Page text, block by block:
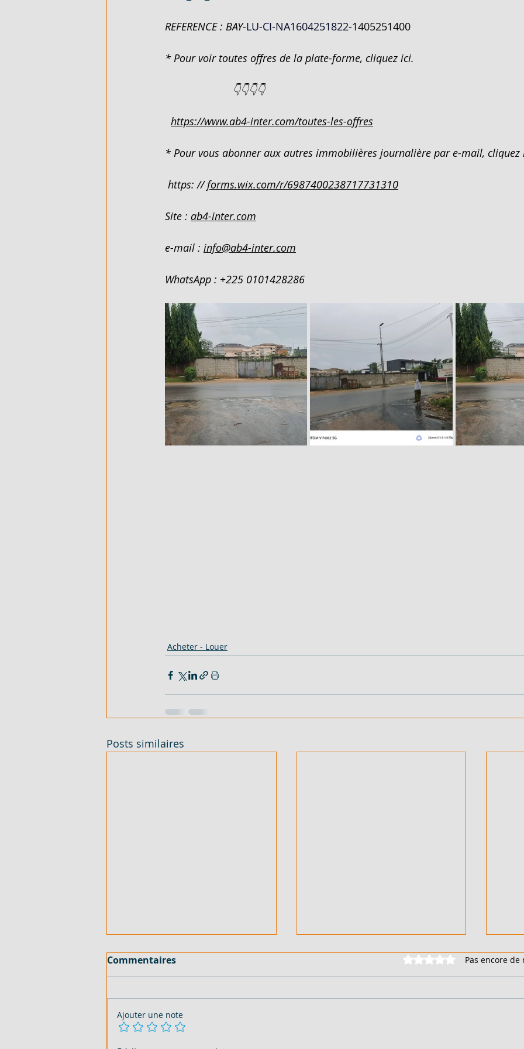
FLEXIBLE - EN VENTE - COTE D'IVOIR AMPOULE LED - EN VENTE - COTE D'IVO
DUPLEX 4 PIECES - EN LOCATION -COTE PENTHOUSE 5 PIECES SUR 600M²- EN VE
VILLA BASSE 5 PIECES - EN LOCATION
500 M² AVEC ACD - EN VENTE - COTE D 2206 M² AVEC ACD - EN VENTE - COTE
REFERENCE : BAY-LU-CI-NA1604251822-1405251400
* Pour voir toutes offres de la plate-forme, cliquez ici.
👇👇👇👇
https://www.ab4-inter.com/toutes-les-offres
* Pour vous abonner aux autres immobilières journalière par e-mail, cliquez
https: // forms.wix.com/r/6987400238717731310
Site : ab4-inter.com
e-mail : info@ab4-inter.com
WhatsApp : +225 0101428286
Acheter - Louer
Posts similaires
Commentaires Noté 0 étoile sur 5.
Pas encore de
Ajouter une note